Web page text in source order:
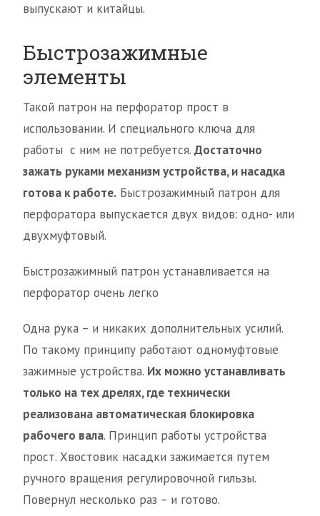
выпускают и китайцы.
Быстрозажимные
элементы
Такой патрон на перфоратор прост в
использовании. И специального ключа для
работы с ним не потребуется. Достаточно
зажать руками механизм устройства, и насадка
готова к работе. Быстрозажимный патрон для
перфоратора выпускается двух видов: одно- или
двухмуфтовый.
Быстрозажимный патрон устанавливается на
перфоратор очень легко
Одна рука – и никаких дополнительных усилий.
По такому принципу работают одномуфтовые
зажимные устройства. Их можно устанавливать
только на тех дрелях, где технически
реализована автоматическая блокировка
рабочего вала. Принцип работы устройства
прост. Хвостовик насадки зажимается путем
ручного вращения регулировочной гильзы.
Повернул несколько раз – и готово.